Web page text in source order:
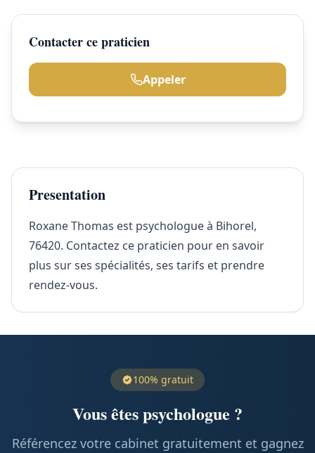
Contacter ce praticien
Appeler
Presentation
Roxane Thomas est psychologue à Bihorel,
76420. Contactez ce praticien pour en savoir
plus sur ses spécialités, ses tarifs et prendre
rendez-vous.
100% gratuit
Vous êtes psychologue ?
Référencez votre cabinet gratuitement et gagnez